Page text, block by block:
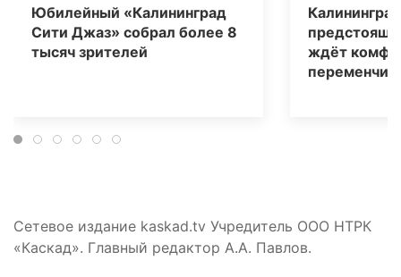
Юбилейный «Калининград
Сити Джаз» собрал более 8
тысяч зрителей
ждёт
Сетевое издание kaskad.tv Учредитель ООО НТРК
«Каскад». Главный редактор А.А. Павлов.